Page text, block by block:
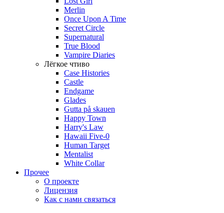
Merlin
Once Upon A Time
Secret Circle
Supernatural
True Blood
Vampire Diaries
Лёгкое чтиво
Case Histories
Castle
Endgame
Glades
Gutta på skauen
Happy Town
Harry's Law
Hawaii Five-0
Human Target
Mentalist
White Collar
Прочее
О проекте
Лицензия
Как с нами связаться